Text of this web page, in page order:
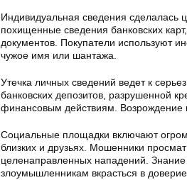
Индивидуальная сведения
похищенные сведения банковских
документов. Покупатели используют
чужое имя или шантажа.
Утечка личных сведений ведет к
банковских депозитов, разрушенной
финансовым действиям. Возрождение
Социальные площадки включают
близких и друзьях. Мошенники
целенаправленных нападений.
злоумышленникам вкрасться в